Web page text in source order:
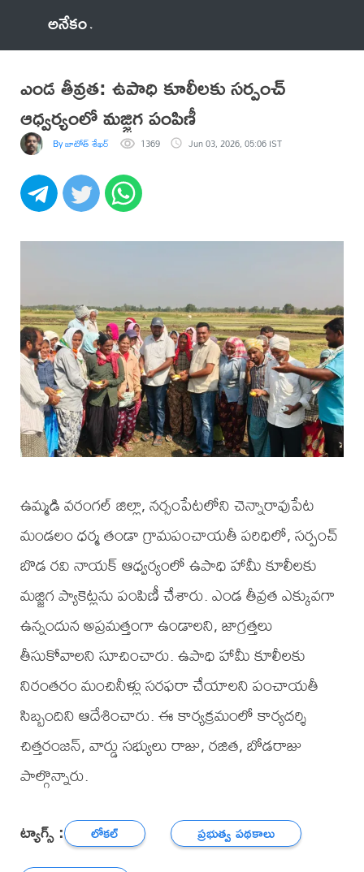
అనేకం
ఎండ తీవ్రత: ఉపాధి కూలీలకు సర్పంచ్
ఆధ్వర్యంలో మజ్జిగ పంపిణీ
By జాటోత్ శేఖర్ 1369 Jun 03, 2026, 05:06 IST
ఉమ్మడి వరంగల్ జిల్లా, నర్సంపేటలోని చెన్నారావుపేట
మండలం ధర్మ తండా గ్రామపంచాయతీ పరిధిలో, సర్పంచ్
బొడ రవి నాయక్ ఆధ్వర్యంలో ఉపాధి హామీ కూలీలకు
మజ్జిగ ప్యాకెట్లను పంపిణీ చేశారు. ఎండ తీవ్రత ఎక్కువగా
ఉన్నందున అప్రమత్తంగా ఉండాలని, జాగ్రత్తలు
తీసుకోవాలని సూచించారు. ఉపాధి హామీ కూలీలకు
నిరంతరం మంచినీళ్లు సరఫరా చేయాలని పంచాయతీ
సిబ్బందిని ఆదేశించారు. ఈ కార్యక్రమంలో కార్యదర్శి
చిత్తరంజన్, వార్డు సభ్యులు రాజు, రజిత, బోడరాజు
పాల్గొన్నారు.
ట్యాగ్స్ : లోకల్
ప్రభుత్వ పథకాలు